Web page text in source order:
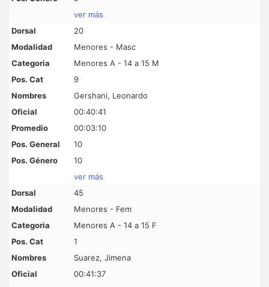
ver más
20
Menores - Masc
Menores A - 14 a 15 M
9
Gershani, Leonardo
00:40:41
00:03:10
10
10
ver más
45
Menores - Fem
Menores A - 14 a 15 F
1
Suarez, Jimena
00:41:37